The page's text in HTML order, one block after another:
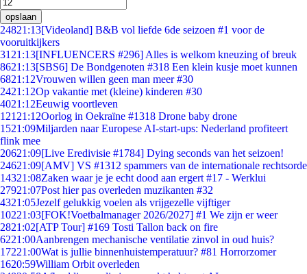
opslaan
24821:13[Videoland] B&B vol liefde 6de seizoen #1 voor de
vooruitkijkers
31 21:13[INFLUENCERS #296] Alles is welkom kneuzing of breuk
8621:13[SBS6] De Bondgenoten #318 Een klein kusje moet kunnen
6821:12Vrouwen willen geen man meer #30
2421:12Op vakantie met (kleine) kinderen #30
4021:12Eeuwig voortleven
121 21:12Oorlog in Oekraïne #1318 Drone baby drone
1521:09Miljarden naar Europese AI-start-ups: Nederland profiteert
flink mee
20621:09[Live Eredivisie #1784] Dying seconds van het seizoen!
24621:09[AMV] VS #1312 spammers van de internationale rechtsorde
14321:08Zaken waar je je echt dood aan ergert #17 - Werklui
27921:07Post hier pas overleden muzikanten #32
4321:05Jezelf gelukkig voelen als vrijgezelle vijftiger
10221:03[FOK!Voetbalmanager 2026/2027] #1 We zijn er weer
2821:02[ATP Tour] #169 Tosti Tallon back on fire
6221:00Aanbrengen mechanische ventilatie zinvol in oud huis?
17221:00Wat is jullie binnenhuistemperatuur? #81 Horrorzomer
1620:59William Orbit overleden